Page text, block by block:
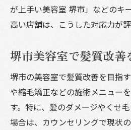
が上手い美容室 堺市」などのキ
高い店舗は、こうした対応力が評
堺市美容室で髪質改善
堺市の美容室で髪質改善を目指
や縮毛矯正などの施術メニュー
す。特に、髪のダメージやくせ
場合は、カウンセリングで現状